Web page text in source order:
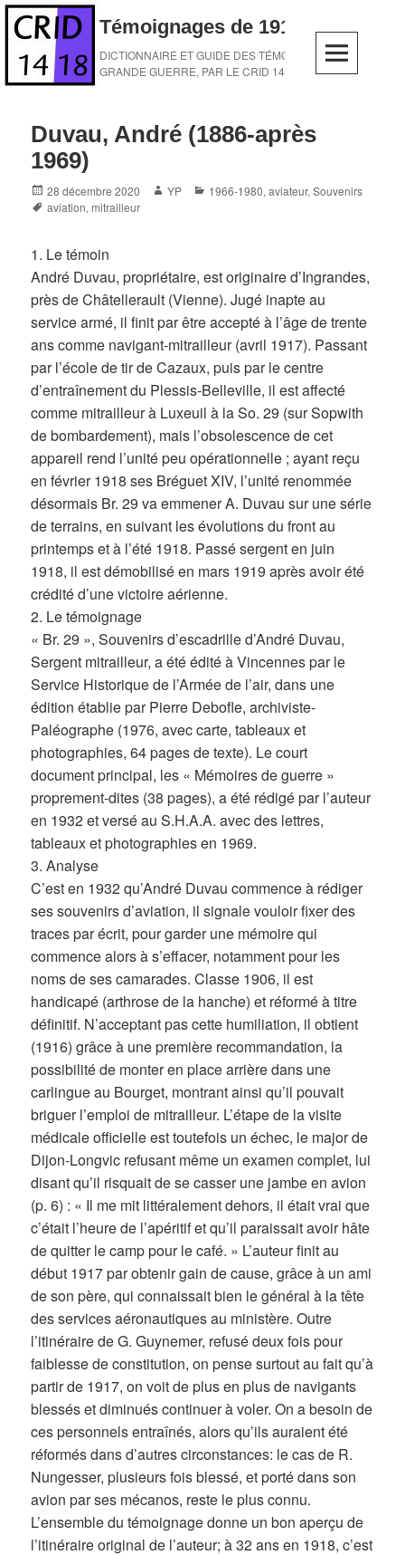
Skip
content
Témoignages de 1914-1918
DICTIONNAIRE ET GUIDE DES TÉMOINS DE LA
GRANDE GUERRE, PAR LE CRID 14-18
Duvau, André (1886-après
1969)
Posted
on
28 décembre 2020 Author
YP Categories
1966-1980,aviateur,Souvenirs
Tags
aviation,mitrailleur
1. Le témoin
André Duvau, propriétaire, est originaire d’Ingrandes,
près de Châtellerault (Vienne). Jugé inapte au
service armé, il finit par être accepté à l’âge de trente
ans comme navigant-mitrailleur (avril 1917). Passant
par l’école de tir de Cazaux, puis par le centre
d’entraînement du Plessis-Belleville, il est affecté
comme mitrailleur à Luxeuil à la So. 29 (sur Sopwith
de bombardement), mais l’obsolescence de cet
appareil rend l’unité peu opérationnelle ; ayant reçu
en février 1918 ses Bréguet XIV, l’unité renommée
désormais Br. 29 va emmener A. Duvau sur une série
de terrains, en suivant les évolutions du front au
printemps et à l’été 1918. Passé sergent en juin
1918, il est démobilisé en mars 1919 après avoir été
crédité d’une victoire aérienne.
2. Le témoignage
« Br. 29 », Souvenirs d’escadrille d’André Duvau,
Sergent mitrailleur, a été édité à Vincennes par le
Service Historique de l’Armée de l’air, dans une
édition établie par Pierre Debofle, archiviste-
Paléographe (1976, avec carte, tableaux et
photographies, 64 pages de texte). Le court
document principal, les « Mémoires de guerre »
proprement-dites (38 pages), a été rédigé par l’auteur
en 1932 et versé au S.H.A.A. avec des lettres,
tableaux et photographies en 1969.
3. Analyse
C’est en 1932 qu’André Duvau commence à rédiger
ses souvenirs d’aviation, il signale vouloir fixer des
traces par écrit, pour garder une mémoire qui
commence alors à s’effacer, notamment pour les
noms de ses camarades. Classe 1906, il est
handicapé (arthrose de la hanche) et réformé à titre
définitif. N’acceptant pas cette humiliation, il obtient
(1916) grâce à une première recommandation, la
possibilité de monter en place arrière dans une
carlingue au Bourget, montrant ainsi qu’il pouvait
briguer l’emploi de mitrailleur. L’étape de la visite
médicale officielle est toutefois un échec, le major de
Dijon-Longvic refusant même un examen complet, lui
disant qu’il risquait de se casser une jambe en avion
(p. 6) : « Il me mit littéralement dehors, il était vrai que
c’était l’heure de l’apéritif et qu’il paraissait avoir hâte
de quitter le camp pour le café. » L’auteur finit au
début 1917 par obtenir gain de cause, grâce à un ami
de son père, qui connaissait bien le général à la tête
des services aéronautiques au ministère. Outre
l’itinéraire de G. Guynemer, refusé deux fois pour
faiblesse de constitution, on pense surtout au fait qu’à
partir de 1917, on voit de plus en plus de navigants
blessés et diminués continuer à voler. On a besoin de
ces personnels entraînés, alors qu’ils auraient été
réformés dans d’autres circonstances: le cas de R.
Nungesser, plusieurs fois blessé, et porté dans son
avion par ses mécanos, reste le plus connu.
L’ensemble du témoignage donne un bon aperçu de
l’itinéraire original de l’auteur; à 32 ans en 1918, c’est